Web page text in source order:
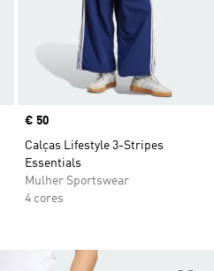
Price
€ 50
Calças Lifestyle 3-Stripes
Essentials
Mulher Sportswear
4 cores